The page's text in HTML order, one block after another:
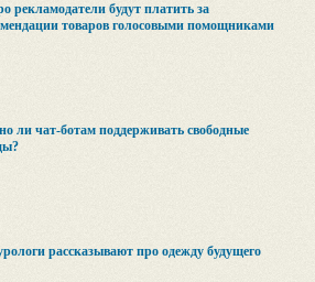
рекламодатели будут платить за
товаров голосовыми помощниками
ли чат-ботам поддерживать свободные
рассказывают про одежду будущего